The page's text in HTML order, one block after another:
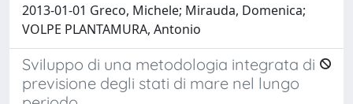
2013-01-01 Greco, Michele; Mirauda, Domenica;
VOLPE PLANTAMURA, Antonio
Sviluppo di una metodologia integrata di
previsione degli stati di mare nel lungo